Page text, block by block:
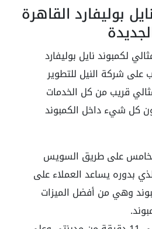
بوليفارد القاهرة
لكمبوند نايل بوليفارد
على شركة النيل للتطوير
قريب من كل الخدمات
كل شيء داخل الكمبوند
على طريق السويس
بدوره يساعد العملاء على
وهي من أفضل الميزات